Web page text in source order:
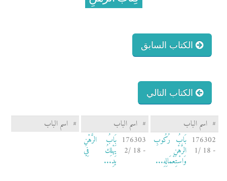
الكتاب السابق
الكتاب التالي
# اسم الباب # اسم الباب # اسم الباب
176302
- 18 /1
بَابُ رُكُوبِ
الرَّهْنِ
وَاسْتِعْمَالِهِ...
176303
- 18 /2
بَابُ الرَّهْنِ
يَهْلِكُ فِي
يَدِ...